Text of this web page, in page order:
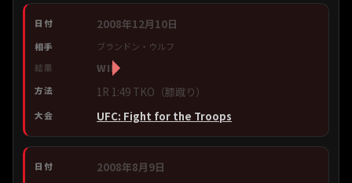
2008年12月10日
ブランドン・ウルフ
WIN
1R 1:49 TKO（膝蹴り）
UFC: Fight for the Troops
2008年8月9日